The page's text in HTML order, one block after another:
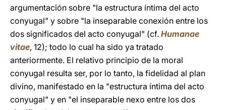
argumentación sobre "la estructura íntima del acto
conyugal" y sobre "la inseparable conexión entre los
dos significados del acto conyugal" (cf. Humanae
vitae, 12); todo lo cual ha sido ya tratado
anteriormente. El relativo principio de la moral
conyugal resulta ser, por lo tanto, la fidelidad al plan
divino, manifestado en la "estructura íntima del acto
conyugal" y en "el inseparable nexo entre los dos